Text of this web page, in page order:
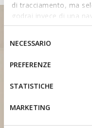
di tracciamento, ma
godrai invece di una
base dei tuoi gusti ed
IMPOSTAZIONI
altri strumenti di
informazioni o per
tue impostazioni, visita
consenso
NECESSARIO
PREFERENZE
STATISTICHE
MARKETING